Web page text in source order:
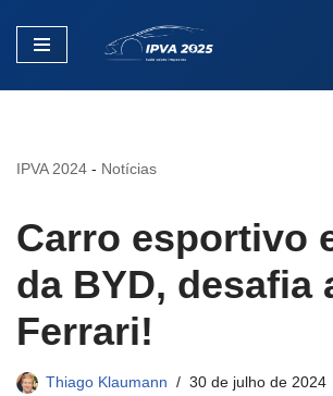
Pular
IPVA 2024 - Notícias
Carro esportivo
da BYD, desafia
Ferrari!
Thiago Klaumann 30 de julho de 2024